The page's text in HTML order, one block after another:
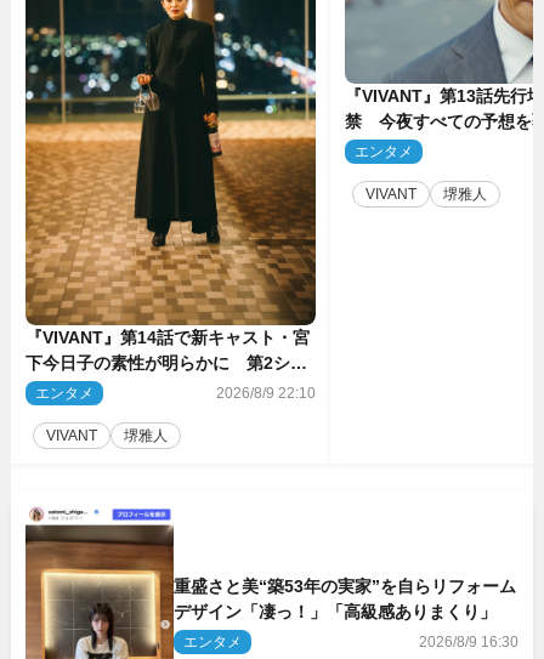
『VIVANT』第14話で新キャスト・宮
下今日子の素性が明らかに 第2シー
ズンのキーパーソンの1人
エンタメ 2026/8/9 22:10
VIVANT 堺雅人
『VIVANT』第13話先行
禁 今夜すべての予想を
ーンが…
エンタメ
VIVANT 堺雅人
重盛さと美“築53年の実家”を自らリフォーム
デザイン「凄っ！」「高級感ありまくり」
エンタメ 2026/8/9 16:30